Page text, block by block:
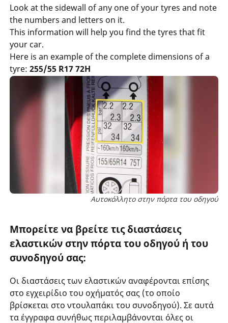
Look at the sidewall of any one of your tyres and note
the numbers and letters on it.
This information will help you find the tyres that fit
your car.
Here is an example of the complete dimensions of a
tyre: 255/55 R17 72H
Αυτοκόλλητο στην πόρτα του οδηγού
Μπορείτε να βρείτε τις διαστάσεις
ελαστικών στην πόρτα του οδηγού ή του
συνοδηγού σας:
Οι διαστάσεις των ελαστικών αναφέρονται επίσης
στο εγχειρίδιο του οχήματός σας (το οποίο
βρίσκεται στο ντουλαπάκι του συνοδηγού). Σε αυτά
τα έγγραφα συνήθως περιλαμβάνονται όλες οι